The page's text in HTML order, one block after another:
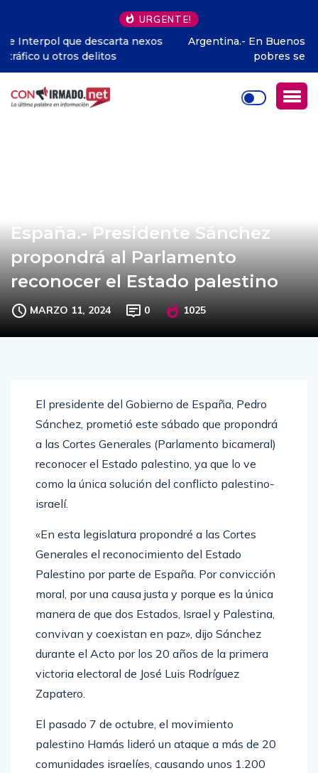
URGENTE!
Argentina.- En Buenos Aires la crueldad contra los
pobres se puso de moda
España.- Presidente Sánchez
propondrá al Parlamento
reconocer el Estado palestino
MARZO 11, 2024 0 1025
El presidente del Gobierno de España, Pedro
Sánchez, prometió este sábado que propondrá
a las Cortes Generales (Parlamento bicameral)
reconocer el Estado palestino, ya que lo ve
como la única solución del conflicto palestino-
israelí.
«En esta legislatura propondré a las Cortes
Generales el reconocimiento del Estado
Palestino por parte de España. Por convicción
moral, por una causa justa y porque es la única
manera de que dos Estados, Israel y Palestina,
convivan y coexistan en paz», dijo Sánchez
durante el Acto por los 20 años de la primera
victoria electoral de José Luis Rodríguez
Zapatero.
El pasado 7 de octubre, el movimiento
palestino Hamás lideró un ataque a más de 20
comunidades israelíes, causando unos 1.200